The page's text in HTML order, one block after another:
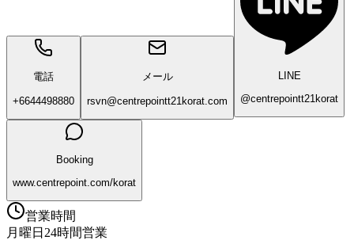
電話
+6644498880
メール
rsvn@centrepointt21korat.com
LINE
@centrepointt21korat
Booking
www.centrepoint.com/korat
営業時間
月曜日 24時間営業